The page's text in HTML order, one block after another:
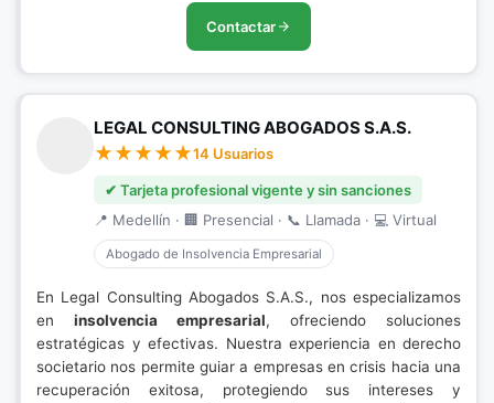
Contactar
LEGAL CONSULTING ABOGADOS S.A.S.
14 Usuarios
✔ Tarjeta profesional vigente y sin sanciones
📍 Medellín · 🏢 Presencial · 📞 Llamada · 💻 Virtual
Abogado de Insolvencia Empresarial
En Legal Consulting Abogados S.A.S., nos especializamos
en insolvencia empresarial, ofreciendo soluciones
estratégicas y efectivas. Nuestra experiencia en derecho
societario nos permite guiar a empresas en crisis hacia una
recuperación exitosa, protegiendo sus intereses y